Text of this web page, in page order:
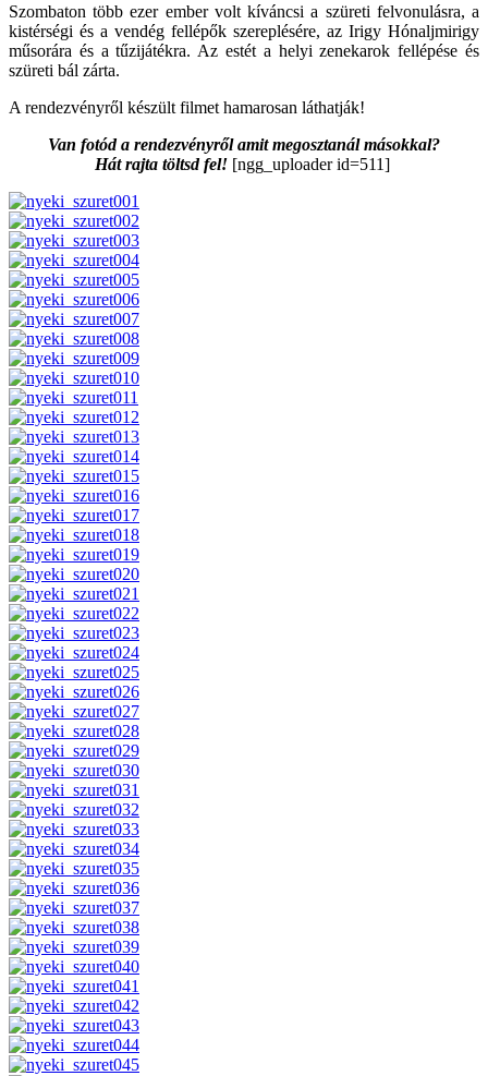
Szombaton több ezer ember volt kíváncsi a szüreti felvonulásra, a
kistérségi és a vendég fellépők szereplésére, az Irigy Hónaljmirigy
műsorára és a tűzijátékra. Az estét a helyi zenekarok fellépése és
szüreti bál zárta.
A rendezvényről készült filmet hamarosan láthatják!
Van fotód a rendezvényről amit megosztanál másokkal?
Hát rajta töltsd fel![ngg_uploader id=511]